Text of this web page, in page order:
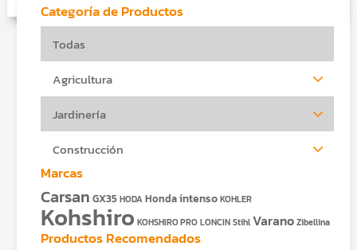
$2,660.00.
Categoría de Productos
Todas
Agricultura
Jardinería
Construcción
Marcas
Carsan GX35HODAHondaintensoKOHLER
Kohshiro KOHSHIRO PROLONCINStihlVaranoZibellina
Productos Recomendados